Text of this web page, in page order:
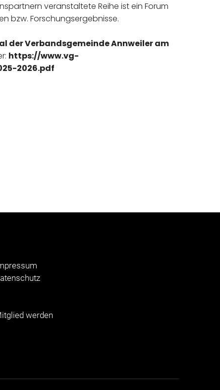
veranstaltete Reihe ist ein Forum
bzw. Forschungsergebnisse.
der Verbandsgemeinde Annweiler am
https://www.vg-
2026.pdf
werden